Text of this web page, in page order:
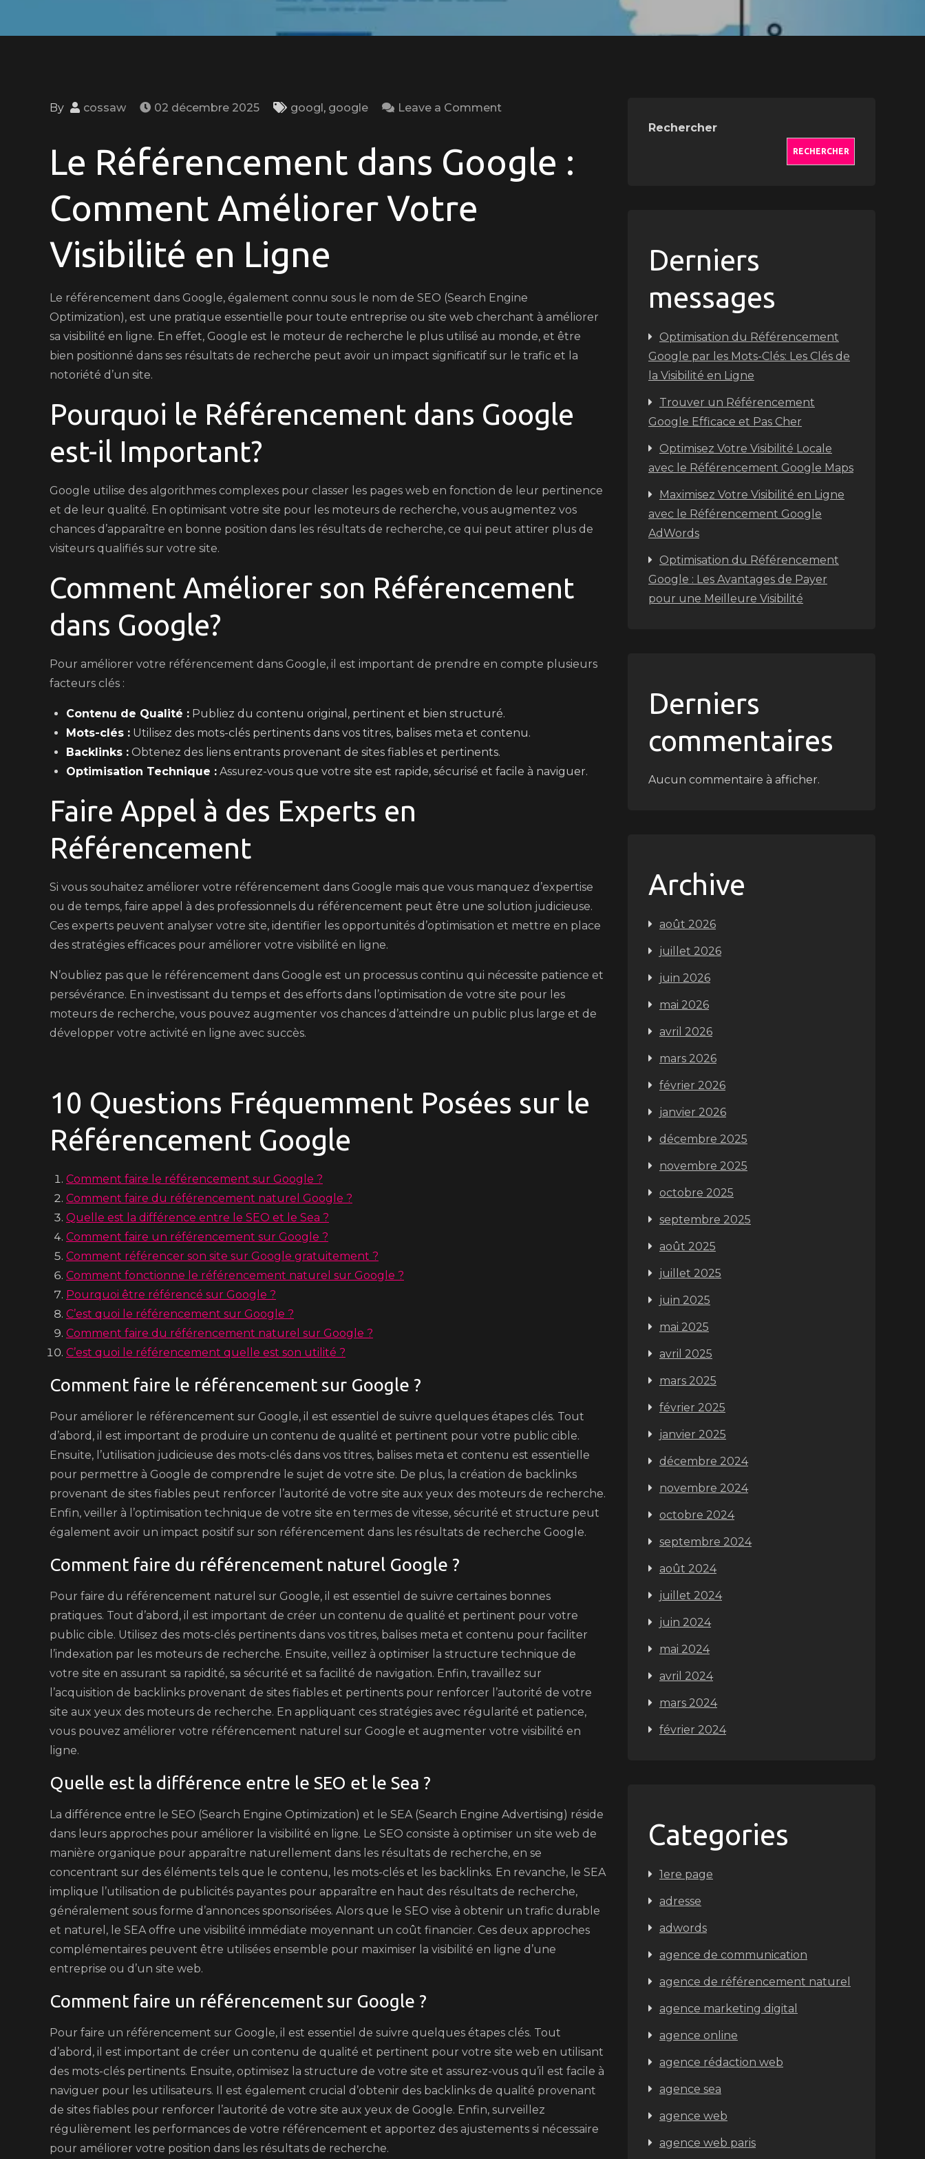
By cossaw 02 décembre 2025 googl, google Leave a Comment
Référencement
dans
en
Ligne
Le Référencement dans Google :
Comment Améliorer Votre
Visibilité en Ligne
Le référencement dans Google, également connu sous le nom de SEO (Search Engine
Optimization), est une pratique essentielle pour toute entreprise ou site web cherchant à améliorer
sa visibilité en ligne. En effet, Google est le moteur de recherche le plus utilisé au monde, et être
bien positionné dans ses résultats de recherche peut avoir un impact significatif sur le trafic et la
notoriété d’un site.
Pourquoi le Référencement dans Google
est-il Important?
Google utilise des algorithmes complexes pour classer les pages web en fonction de leur pertinence
et de leur qualité. En optimisant votre site pour les moteurs de recherche, vous augmentez vos
chances d’apparaître en bonne position dans les résultats de recherche, ce qui peut attirer plus de
visiteurs qualifiés sur votre site.
Comment Améliorer son Référencement
dans Google?
Pour améliorer votre référencement dans Google, il est important de prendre en compte plusieurs
facteurs clés :
Contenu de Qualité : Publiez du contenu original, pertinent et bien structuré.
Mots-clés : Utilisez des mots-clés pertinents dans vos titres, balises meta et contenu.
Backlinks : Obtenez des liens entrants provenant de sites fiables et pertinents.
Optimisation Technique : Assurez-vous que votre site est rapide, sécurisé et facile à naviguer.
Faire Appel à des Experts en
Référencement
Si vous souhaitez améliorer votre référencement dans Google mais que vous manquez d’expertise
ou de temps, faire appel à des professionnels du référencement peut être une solution judicieuse.
Ces experts peuvent analyser votre site, identifier les opportunités d’optimisation et mettre en place
des stratégies efficaces pour améliorer votre visibilité en ligne.
N’oubliez pas que le référencement dans Google est un processus continu qui nécessite patience et
persévérance. En investissant du temps et des efforts dans l’optimisation de votre site pour les
moteurs de recherche, vous pouvez augmenter vos chances d’atteindre un public plus large et de
développer votre activité en ligne avec succès.
10 Questions Fréquemment Posées sur le
Référencement Google
Comment faire le référencement sur Google ?
Comment faire du référencement naturel Google ?
Quelle est la différence entre le SEO et le Sea ?
Comment faire un référencement sur Google ?
Comment référencer son site sur Google gratuitement ?
Comment fonctionne le référencement naturel sur Google ?
Pourquoi être référencé sur Google ?
C’est quoi le référencement sur Google ?
Comment faire du référencement naturel sur Google ?
C’est quoi le référencement quelle est son utilité ?
Comment faire le référencement sur Google ?
Pour améliorer le référencement sur Google, il est essentiel de suivre quelques étapes clés. Tout
d’abord, il est important de produire un contenu de qualité et pertinent pour votre public cible.
Ensuite, l’utilisation judicieuse des mots-clés dans vos titres, balises meta et contenu est essentielle
pour permettre à Google de comprendre le sujet de votre site. De plus, la création de backlinks
provenant de sites fiables peut renforcer l’autorité de votre site aux yeux des moteurs de recherche.
Enfin, veiller à l’optimisation technique de votre site en termes de vitesse, sécurité et structure peut
également avoir un impact positif sur son référencement dans les résultats de recherche Google.
Comment faire du référencement naturel Google ?
Pour faire du référencement naturel sur Google, il est essentiel de suivre certaines bonnes
pratiques. Tout d’abord, il est important de créer un contenu de qualité et pertinent pour votre
public cible. Utilisez des mots-clés pertinents dans vos titres, balises meta et contenu pour faciliter
l’indexation par les moteurs de recherche. Ensuite, veillez à optimiser la structure technique de
votre site en assurant sa rapidité, sa sécurité et sa facilité de navigation. Enfin, travaillez sur
l’acquisition de backlinks provenant de sites fiables et pertinents pour renforcer l’autorité de votre
site aux yeux des moteurs de recherche. En appliquant ces stratégies avec régularité et patience,
vous pouvez améliorer votre référencement naturel sur Google et augmenter votre visibilité en
ligne.
Quelle est la différence entre le SEO et le Sea ?
La différence entre le SEO (Search Engine Optimization) et le SEA (Search Engine Advertising) réside
dans leurs approches pour améliorer la visibilité en ligne. Le SEO consiste à optimiser un site web de
manière organique pour apparaître naturellement dans les résultats de recherche, en se
concentrant sur des éléments tels que le contenu, les mots-clés et les backlinks. En revanche, le SEA
implique l’utilisation de publicités payantes pour apparaître en haut des résultats de recherche,
généralement sous forme d’annonces sponsorisées. Alors que le SEO vise à obtenir un trafic durable
et naturel, le SEA offre une visibilité immédiate moyennant un coût financier. Ces deux approches
complémentaires peuvent être utilisées ensemble pour maximiser la visibilité en ligne d’une
entreprise ou d’un site web.
Comment faire un référencement sur Google ?
Pour faire un référencement sur Google, il est essentiel de suivre quelques étapes clés. Tout
d’abord, il est important de créer un contenu de qualité et pertinent pour votre site web en utilisant
des mots-clés pertinents. Ensuite, optimisez la structure de votre site et assurez-vous qu’il est facile à
naviguer pour les utilisateurs. Il est également crucial d’obtenir des backlinks de qualité provenant
de sites fiables pour renforcer l’autorité de votre site aux yeux de Google. Enfin, surveillez
régulièrement les performances de votre référencement et apportez des ajustements si nécessaire
pour améliorer votre position dans les résultats de recherche.
Rechercher
RECHERCHER
Derniers
messages
Optimisation du Référencement
Google par les Mots-Clés: Les Clés de
la Visibilité en Ligne
Trouver un Référencement
Google Efficace et Pas Cher
Optimisez Votre Visibilité Locale
avec le Référencement Google Maps
Maximisez Votre Visibilité en Ligne
avec le Référencement Google
AdWords
Optimisation du Référencement
Google : Les Avantages de Payer
pour une Meilleure Visibilité
Derniers
commentaires
Aucun commentaire à afficher.
Archive
août 2026
juillet 2026
juin 2026
mai 2026
avril 2026
mars 2026
février 2026
janvier 2026
décembre 2025
novembre 2025
octobre 2025
septembre 2025
août 2025
juillet 2025
juin 2025
mai 2025
avril 2025
mars 2025
février 2025
janvier 2025
décembre 2024
novembre 2024
octobre 2024
septembre 2024
août 2024
juillet 2024
juin 2024
mai 2024
avril 2024
mars 2024
février 2024
Categories
1ere page
adresse
adwords
agence de communication
agence de référencement naturel
agence marketing digital
agence online
agence rédaction web
agence sea
agence web
agence web paris